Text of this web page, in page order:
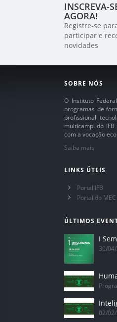
INSCREVA-
AGORA!
Registre-se
participar e
novidades
SOBRE NÓS
O Instituto
programas de
profissional
multicampi do
com a vocação
Saiba mais
LINKS ÚTEIS
Portal IFB
Portal do MEC
ÚLTIMOS
I
30/
02/